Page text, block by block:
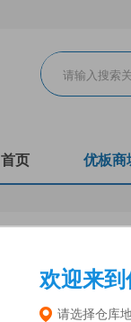
欢迎来到
请选择仓库
首页 优板商
家具 门板